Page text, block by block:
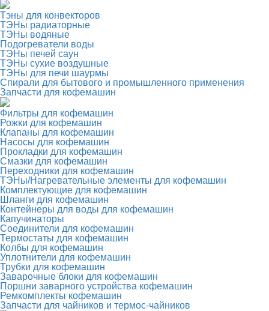
Тэны для конвекторов
ТЭНы радиаторные
ТЭНы водяные
Подогреватели воды
ТЭНы печей саун
ТЭНы сухие воздушные
ТЭНы для печи шаурмы
Спирали для бытового и промышленного применения
Запчасти для кофемашин
Фильтры для кофемашин
Рожки для кофемашин
Клапаны для кофемашин
Насосы для кофемашин
Прокладки для кофемашин
Смазки для кофемашин
Переходники для кофемашин
ТЭНы/Нагревательные элементы для кофемашин
Комплектующие для кофемашин
Шланги для кофемашин
Контейнеры для воды для кофемашин
Капучинаторы
Соединители для кофемашин
Термостаты для кофемашин
Колбы для кофемашин
Уплотнители для кофемашин
Трубки для кофемашин
Заварочные блоки для кофемашин
Поршни заварного устройства кофемашин
Ремкомплекты кофемашин
Запчасти для чайников и термос-чайников